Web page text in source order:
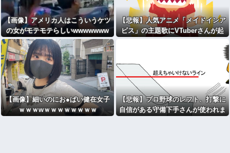
【画像】アメリカ人はこういうケツ
の女がモテモテらしいwwwwwww
【悲報】人気アニメ「メイドインア
ビス」の主題歌にVTuberさんが起
【画像】細いのにお●ぱい健在女子
ｗｗｗwｗｗｗｗｗｗｗｗ
【悲報】プロ野球のレフト、打撃に
自信がある守備下手さんが使われま